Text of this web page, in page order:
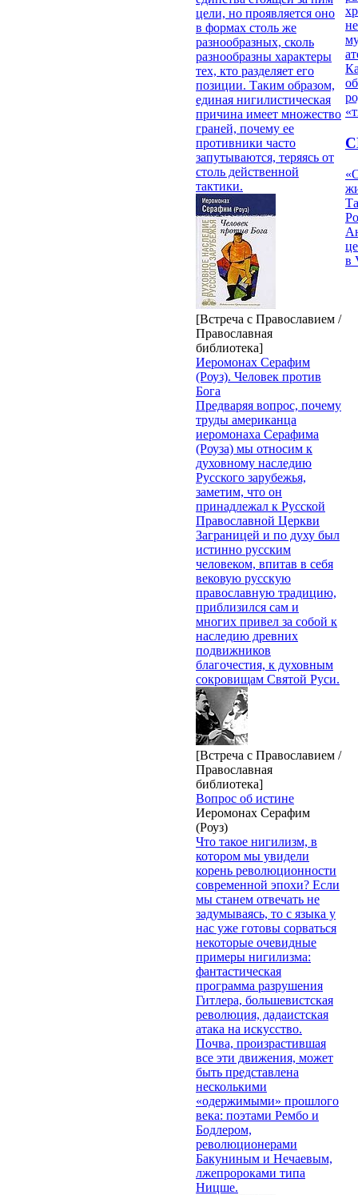
цели, но проявляется оно
в формах столь же
разнообразных, сколь
разнообразны характеры
тех, кто разделяет его
позиции. Таким образом,
единая нигилистическая
причина имеет множество
граней, почему ее
противники часто
запутываются, теряясь от
столь действенной
тактики.
[Встреча с Православием /
Православная
библиотека]
Иеромонах Серафим
(Роуз). Человек против
Бога
Предваряя вопрос, почему
труды американца
иеромонаха Серафима
(Роуза) мы относим к
духовному наследию
Русского зарубежья,
заметим, что он
принадлежал к Русской
Православной Церкви
Заграницей и по духу был
истинно русским
человеком, впитав в себя
вековую русскую
православную традицию,
приблизился сам и
многих привел за собой к
наследию древних
подвижников
благочестия, к духовным
сокровищам Святой Руси.
[Встреча с Православием /
Православная
библиотека]
Вопрос об истине
Иеромонах Серафим
(Роуз)
Что такое нигилизм, в
котором мы увидели
корень революционности
современной эпохи? Если
мы станем отвечать не
задумываясь, то с языка у
нас уже готовы сорваться
некоторые очевидные
примеры нигилизма:
фантастическая
программа разрушения
Гитлера, большевистская
революция, дадаистская
атака на искусство.
Почва, произрастившая
все эти движения, может
быть представлена
несколькими
«одержимыми» прошлого
века: поэтами Рембо и
Бодлером,
революционерами
Бакуниным и Нечаевым,
лжепророками типа
Ницше.
в